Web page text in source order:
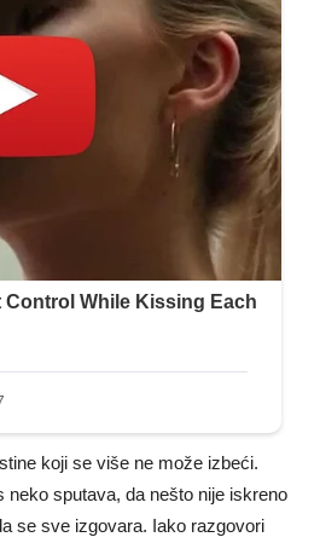
koji se više ne može izbeći.
neko sputava, da nešto nije iskreno
se sve izgovara. Iako razgovori